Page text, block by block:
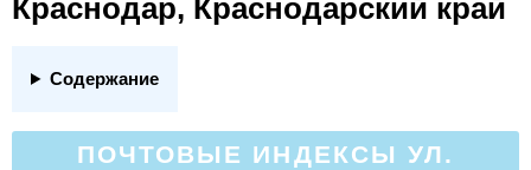
Краснодар, Краснодарский край
Содержание
ПОЧТОВЫЕ ИНДЕКСЫ УЛ.